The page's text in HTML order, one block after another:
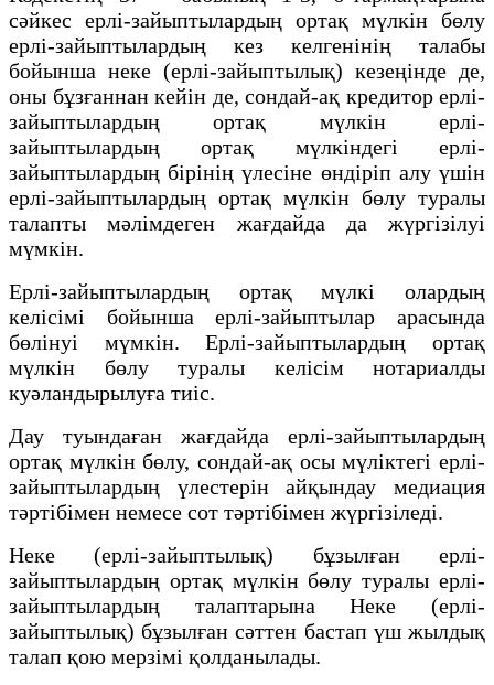
сәйкес ерлі-зайыптылардың ортақ мүлкін бөлу
ерлі-зайыптылардың кез келгенінің талабы
бойынша неке (ерлі-зайыптылық) кезеңінде де,
оны бұзғаннан кейін де, сондай-ақ кредитор ерлі-
зайыптылардың ортақ мүлкін ерлі-
зайыптылардың ортақ мүлкіндегі ерлі-
зайыптылардың бірінің үлесіне өндіріп алу үшін
ерлі-зайыптылардың ортақ мүлкін бөлу туралы
талапты мәлімдеген жағдайда да жүргізілуі
мүмкін.
Ерлі-зайыптылардың ортақ мүлкі олардың
келісімі бойынша ерлі-зайыптылар арасында
бөлінуі мүмкін. Ерлі-зайыптылардың ортақ
мүлкін бөлу туралы келісім нотариалды
куәландырылуға тиіс.
Дау туындаған жағдайда ерлі-зайыптылардың
ортақ мүлкін бөлу, сондай-ақ осы мүліктегі ерлі-
зайыптылардың үлестерін айқындау медиация
тәртібімен немесе сот тәртібімен жүргізіледі.
Неке (ерлі-зайыптылық) бұзылған ерлі-
зайыптылардың ортақ мүлкін бөлу туралы ерлі-
зайыптылардың талаптарына Неке (ерлі-
зайыптылық) бұзылған сәттен бастап үш жылдық
талап қою мерзімі қолданылады.